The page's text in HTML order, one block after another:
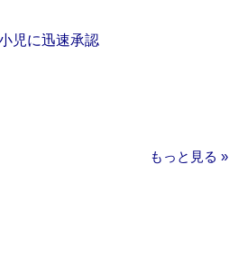
児に迅速承認
もっと見る »